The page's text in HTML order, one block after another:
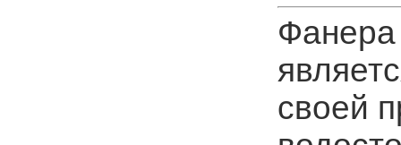
Фанера
своей